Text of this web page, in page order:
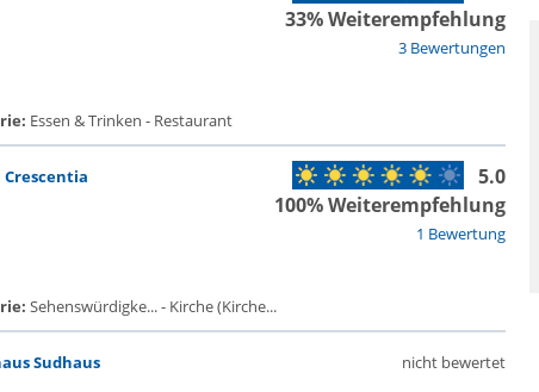
3 Bewertungen
33% Weiterempfehlung
Essen & Trinken - Restaurant
1 Bewertung
5.0
100% Weiterempfehlung
Sehenswürdigke... - Kirche (Kirche...
Sudhaus
nicht bewertet